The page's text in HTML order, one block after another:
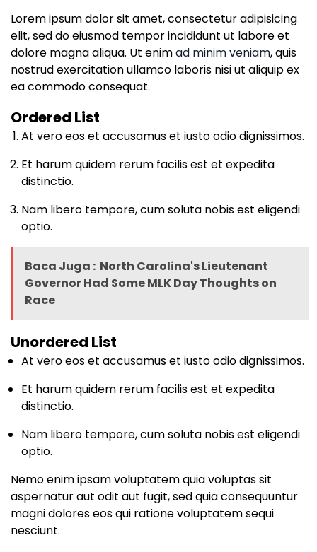
Lorem ipsum dolor sit amet, consectetur adipisicing
elit, sed do eiusmod tempor incididunt ut labore et
dolore magna aliqua. Ut enimad minim veniam, quis
nostrud exercitation ullamco laboris nisi ut aliquip ex
ea commodo consequat.
Ordered List
At vero eos et accusamus et iusto odio dignissimos.
Et harum quidem rerum facilis est et expedita
distinctio.
Nam libero tempore, cum soluta nobis est eligendi
optio.
Baca Juga : North Carolina's Lieutenant
Governor Had Some MLK Day Thoughts on
Race
Unordered List
At vero eos et accusamus et iusto odio dignissimos.
Et harum quidem rerum facilis est et expedita
distinctio.
Nam libero tempore, cum soluta nobis est eligendi
optio.
Nemo enim ipsam voluptatem quia voluptas sit
aspernatur aut odit aut fugit, sed quia consequuntur
magni dolores eos qui ratione voluptatem sequi
nesciunt.